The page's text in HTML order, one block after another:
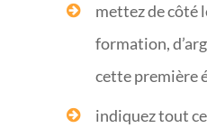
mettez de côté
formation,
cette première
indiquez tout